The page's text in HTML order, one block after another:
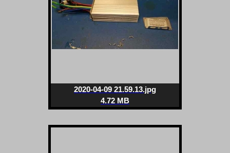
2020-04-09 21.59.13.jpg
4.72 MB